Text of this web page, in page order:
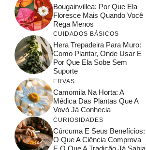
Bougainvillea: Por Que Ela
Floresce Mais Quando Você
Rega Menos
CUIDADOS BÁSICOS
Hera Trepadeira Para Muro:
Como Plantar, Onde Usar E
Por Que Ela Sobe Sem
Suporte
ERVAS
Camomila Na Horta: A
Médica Das Plantas Que A
Vovó Já Conhecia
CURIOSIDADES
Cúrcuma E Seus Benefícios:
O Que A Ciência Comprova
E O Que A Tradição Já Sabia